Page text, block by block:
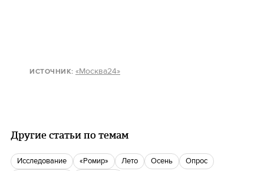
ИСТОЧНИК: «Москва24»
Другие статьи по темам
Исследование «Ромир» лето Осень
Опрос